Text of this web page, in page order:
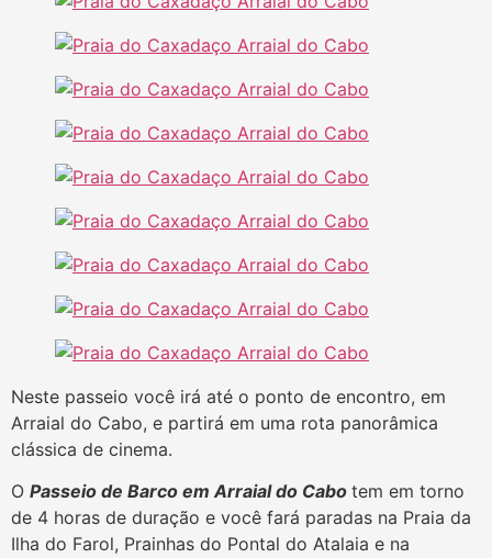
Neste passeio você irá até o ponto de encontro, em
Arraial do Cabo, e partirá em uma rota panorâmica
clássica de cinema.
O Passeio de Barco em Arraial do Cabo tem em torno
de 4 horas de duração e você fará paradas na Praia da
Ilha do Farol, Prainhas do Pontal do Atalaia e na